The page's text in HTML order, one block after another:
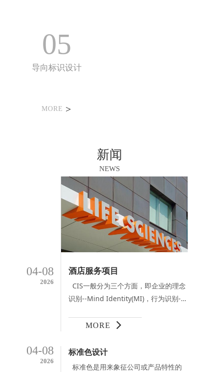
05
导向标识设计
MORE >
新闻
NEWS
04-08
2026
酒店服务项目
CIS一般分为三个方面，即企业的理念
识别--Mind Identity(MI)，行为识别--
Visual Identity(VI)。 企业理念，是指
业共同认可和遵守的价值准则和文化观
念，以及由企业价值准则和文化观念决
MORE
04-08
2026
标准色设计
标准色是用来象征公司或产品特性的